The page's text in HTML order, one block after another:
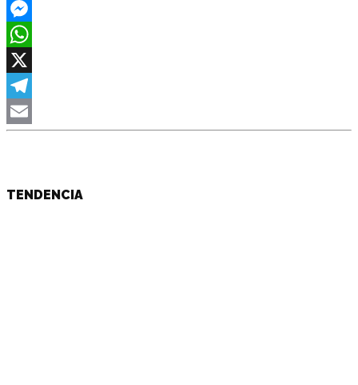
Facebook
Messenger
WhatsApp
X
Telegram
TENDENCIA